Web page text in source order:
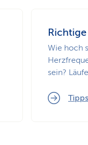
Wie hoch
sein?